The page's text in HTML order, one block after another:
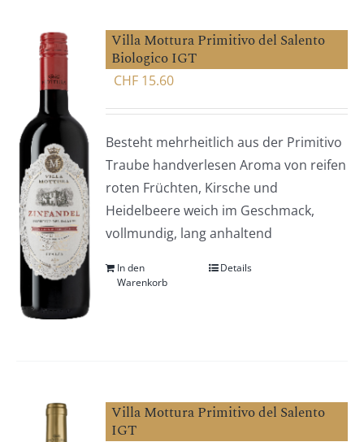
Villa Mottura Primitivo del Salento
Biologico IGT
CHF 15.60
Besteht mehrheitlich aus der Primitivo
Traube handverlesen Aroma von reifen
roten Früchten, Kirsche und
Heidelbeere weich im Geschmack,
vollmundig, lang anhaltend
In den
Warenkorb
Details
Villa Mottura Primitivo del Salento
IGT